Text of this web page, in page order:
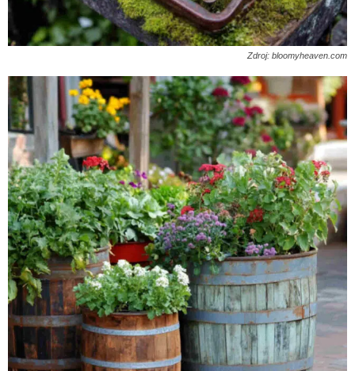
Zdroj: bloomyheaven.com